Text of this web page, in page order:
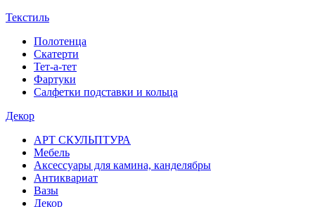
Текстиль
Полотенца
Скатерти
Тет-а-тет
Фартуки
Салфетки подставки и кольца
Декор
АРТ СКУЛЬПТУРА
Мебель
Аксессуары для камина, канделябры
Антиквариат
Вазы
Декор